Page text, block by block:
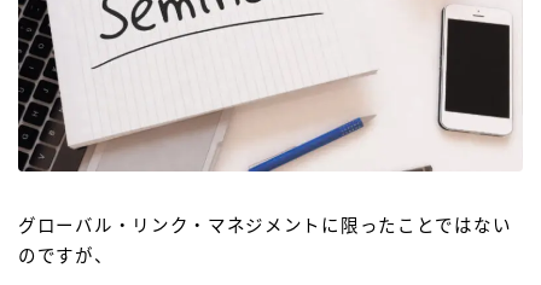
グローバル・リンク・マネジメントに限ったことではない
のですが、